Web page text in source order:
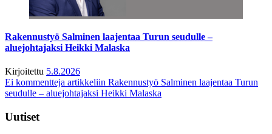
Rakennustyö Salminen laajentaa Turun seudulle –
aluejohtajaksi Heikki Malaska
Kirjoitettu 5.8.2026
Ei kommentteja artikkeliin Rakennustyö Salminen laajentaa Turun
seudulle – aluejohtajaksi Heikki Malaska
Uutiset